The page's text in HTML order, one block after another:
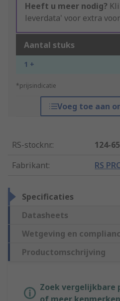
Heeft u meer nodig?
leverdata' voor extra
Aantal stuks
1 +
*prijsindicatie
Voeg toe aan
RS-stocknr.:
124-
Fabrikant: RS
Specificaties
Datasheets
Wetgeving en
Productomschrijving
Zoek vergelijkbare